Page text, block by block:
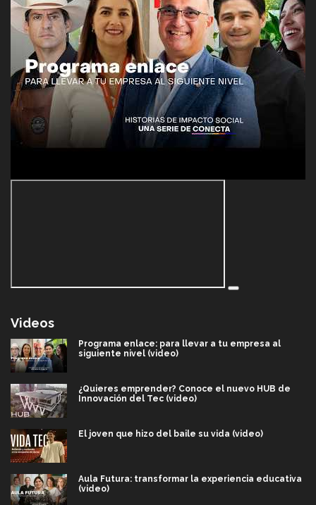
Videos
Programa enlace: para llevar a tu empresa al
siguiente nivel (video)
¿Quieres emprender? Conoce el nuevo HUB de
Innovación del Tec (video)
El joven que hizo del baile su vida (video)
Aula Futura: transformar la experiencia educativa
(video)